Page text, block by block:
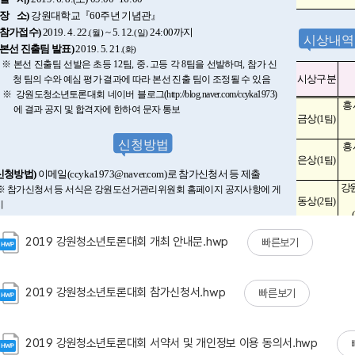
2019 강원청소년토론대회 개최 안내문.hwp 빠른보기
2019 강원청소년토론대회 참가신청서.hwp 빠른보기
2019 강원청소년토론대회 서약서 및 개인정보 이용 동의서.hwp